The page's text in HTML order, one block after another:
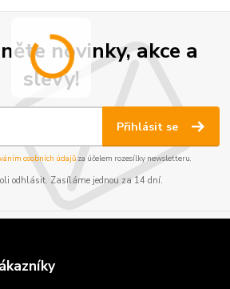
novinky, akce a
slevy!
Přihlásit se
osobních údajůza účelem rozesílky newsletteru.
odhlásit. Zasíláme jednou za 14 dní.